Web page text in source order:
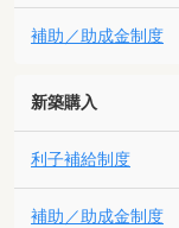
補助／助成金制度
新築購入
利子補給制度
補助／助成金制度